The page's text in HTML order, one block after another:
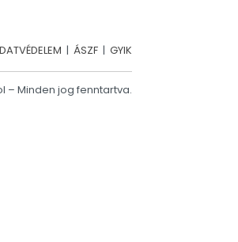
| ÁSZF | GYIK
– Minden jog fenntartva.